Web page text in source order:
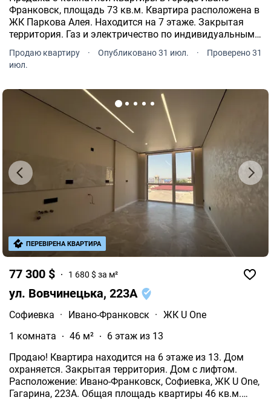
Франковск, площадь 73 кв.м. Квартира расположена в
ЖК Паркова Алея. Находится на 7 этаже. Закрытая
территория. Газ и электричество по индивидуальным
интернет. Мебели нет. Жилая площадь составляет 40
кв.
Продаю квартиру · Опубликовано 31 июл. ·
Проверено 31
июл.
77 300 $ 1 680 $ за м²
ул. Вовчинецька, 223А
Софиевка · Ивано-Франковск · ЖК U One
1 комната
46 м²
6 этаж из 13
Продаю! Квартира находится на 6 этаже из 13. Дом
охраняется. Закрытая территория. Дом с лифтом.
Расположение: Ивано-Франковск, Софиевка, ЖК U One,
Гагарина, 223А. Общая площадь квартиры 46 кв.м.
ПЕРЕВІРЕНА КВАРТИРА